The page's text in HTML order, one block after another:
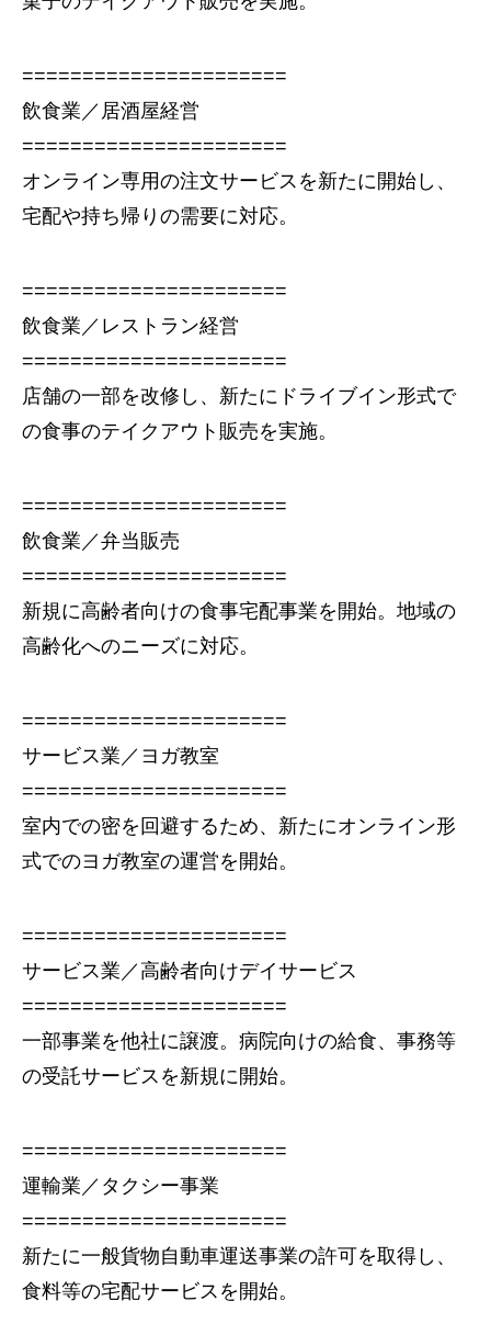
======================
飲食業／居酒屋経営
======================
オンライン専用の注文サービスを新たに開始し、
宅配や持ち帰りの需要に対応。
======================
飲食業／レストラン経営
======================
店舗の一部を改修し、新たにドライブイン形式で
の食事のテイクアウト販売を実施。
======================
飲食業／弁当販売
======================
新規に高齢者向けの食事宅配事業を開始。地域の
高齢化へのニーズに対応。
======================
サービス業／ヨガ教室
======================
室内での密を回避するため、新たにオンライン形
式でのヨガ教室の運営を開始。
======================
サービス業／高齢者向けデイサービス
======================
一部事業を他社に譲渡。病院向けの給食、事務等
の受託サービスを新規に開始。
======================
運輸業／タクシー事業
======================
新たに一般貨物自動車運送事業の許可を取得し、
食料等の宅配サービスを開始。